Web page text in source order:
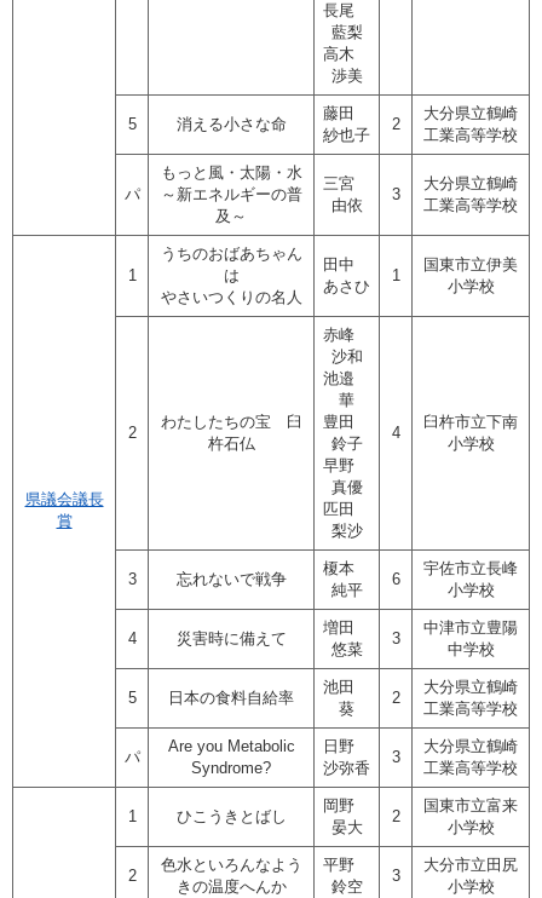
長尾
藍梨
高木
渉美
5 消える小さな命
藤田
紗也子
2
大分県立鶴崎
工業高等学校
パ
もっと風・太陽・水
～新エネルギーの普
及～
三宮
由依
3
大分県立鶴崎
工業高等学校
県議会議長
賞
1
うちのおばあちゃん
は
やさいつくりの名人
田中
あさひ
1
国東市立伊美
小学校
2
わたしたちの宝 臼
杵石仏
赤峰
沙和
池邉
華
豊田
鈴子
早野
真優
匹田
梨沙
4
臼杵市立下南
小学校
3 忘れないで戦争
榎本
純平
6
宇佐市立長峰
小学校
4 災害時に備えて
増田
悠菜
3
中津市立豊陽
中学校
5 日本の食料自給率
池田
葵
2
大分県立鶴崎
工業高等学校
パ
Are you Metabolic
Syndrome?
日野
沙弥香
3
大分県立鶴崎
工業高等学校
1 ひこうきとばし
岡野
晏大
2
国東市立富来
小学校
2
色水といろんなよう
きの温度へんか
平野
鈴空
3
大分市立田尻
小学校